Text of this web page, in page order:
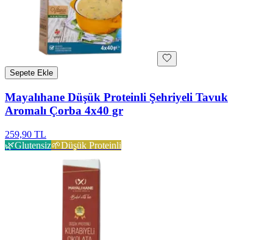
Sepete Ekle
Mayalıhane Düşük Proteinli Şehriyeli Tavuk
Aromalı Çorba 4x40 gr
259,90 TL
🌿Glutensiz🌱Düşük Proteinli